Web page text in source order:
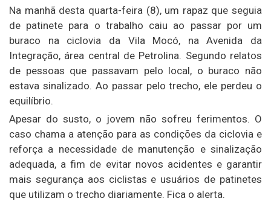
Na manhã desta quarta-feira (8), um rapaz que seguia
de patinete para o trabalho caiu ao passar por um
buraco na ciclovia da Vila Mocó, na Avenida da
Integração, área central de Petrolina. Segundo relatos
de pessoas que passavam pelo local, o buraco não
estava sinalizado. Ao passar pelo trecho, ele perdeu o
equilíbrio.
Apesar do susto, o jovem não sofreu ferimentos. O
caso chama a atenção para as condições da ciclovia e
reforça a necessidade de manutenção e sinalização
adequada, a fim de evitar novos acidentes e garantir
mais segurança aos ciclistas e usuários de patinetes
que utilizam o trecho diariamente. Fica o alerta.